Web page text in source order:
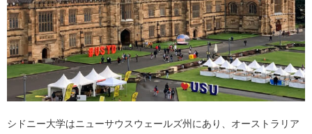
シドニー大学はニューサウスウェールズ州にあり、オーストラリア